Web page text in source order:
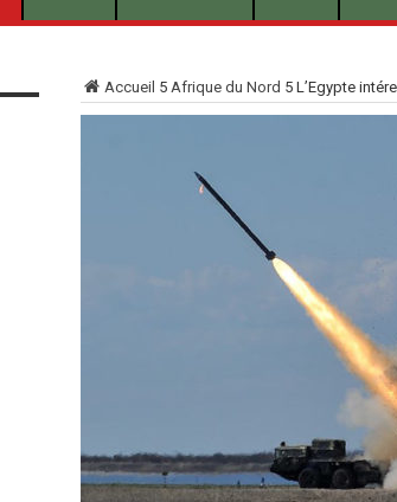
Accueil 5 Afrique du Nord 5 L’Egypte